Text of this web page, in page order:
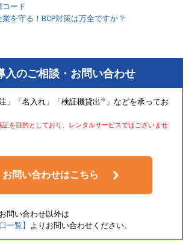
コード
を守る！BCP対策は万全ですか？
入のご相談・お問い合わせ
」「名入れ」「検証機貸出 ※ 」などを承ってお
を目的としており、レンタルサービスではございませ
お問い合わせはこちら
問い合わせ以外は
一覧】 よりお問い合わせください。